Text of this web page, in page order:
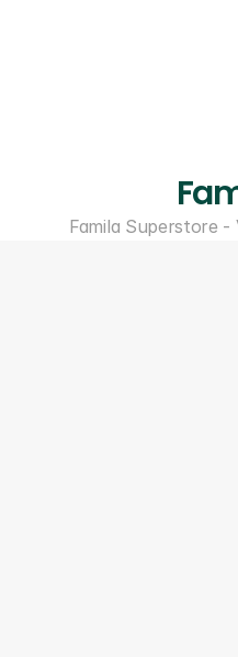
Famila Superstore -